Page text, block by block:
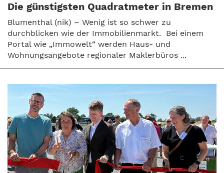
Die günstigsten Quadratmeter in Bremen
Blumenthal (nik) – Wenig ist so schwer zu
durchblicken wie der Immobilienmarkt. Bei einem
Portal wie „Immowelt“ werden Haus- und
Wohnungsangebote regionaler Maklerbüros ...